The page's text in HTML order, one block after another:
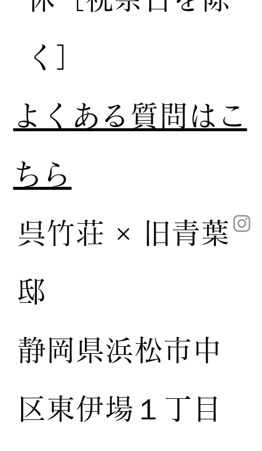
く］
呉竹荘 × 旧青葉
邸
静岡県浜松市中
区東伊場１丁目
​よくある質問はこ
ちら